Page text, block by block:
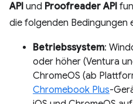
API und Proofreader API
die folgenden Bedingungen
Betriebssystem:
oder höher (Ventura
ChromeOS (ab
Chromebook Plus-